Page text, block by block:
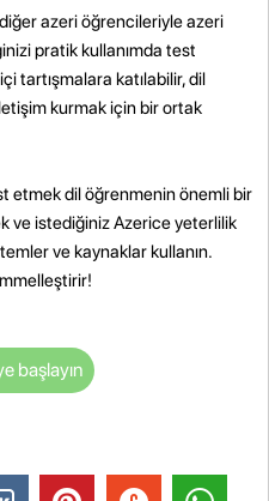
azeri öğrencileriyle azeri
pratik kullanımda test
tartışmalara katılabilir, dil
kurmak için bir ortak
etmek dil öğrenmenin önemli bir
ve istediğiniz Azerice yeterlilik
ve kaynaklar kullanın.
başlayın